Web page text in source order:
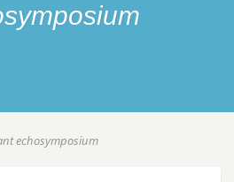
echosymposium